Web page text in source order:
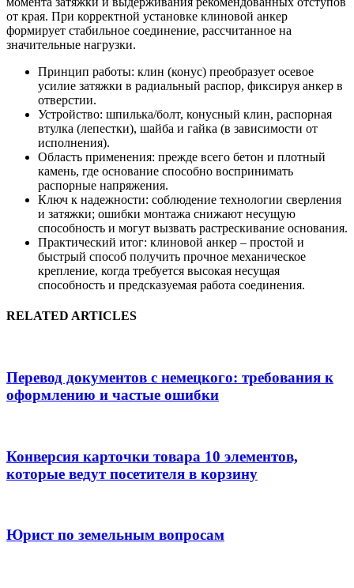
от края. При корректной установке клиновой анкер
формирует стабильное соединение, рассчитанное на
значительные нагрузки.
Принцип работы: клин (конус) преобразует осевое
усилие затяжки в радиальный распор, фиксируя анкер в
отверстии.
Устройство: шпилька/болт, конусный клин, распорная
втулка (лепестки), шайба и гайка (в зависимости от
исполнения).
Область применения: прежде всего бетон и плотный
камень, где основание способно воспринимать
распорные напряжения.
Ключ к надежности: соблюдение технологии сверления
и затяжки; ошибки монтажа снижают несущую
способность и могут вызвать растрескивание основания.
Практический итог: клиновой анкер – простой и
быстрый способ получить прочное механическое
крепление, когда требуется высокая несущая
способность и предсказуемая работа соединения.
RELATED ARTICLES
Перевод документов с немецкого: требования к
оформлению и частые ошибки
Конверсия карточки товара 10 элементов,
которые ведут посетителя в корзину
Юрист по земельным вопросам